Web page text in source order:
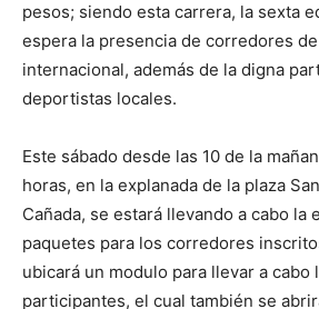
pesos; siendo esta carrera, la sexta
espera la presencia de corredores
internacional, además de la digna
deportistas locales.
Este sábado desde las 10 de la
horas, en la explanada de la plaza
Cañada, se estará llevando a cabo la
paquetes para los corredores
ubicará un modulo para llevar a cabo
participantes, el cual también se